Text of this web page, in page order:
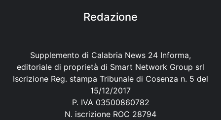
Redazione
Supplemento di Calabria News 24 Informa,
editoriale di proprietà di Smart Network Group srl
Iscrizione Reg. stampa Tribunale di Cosenza n. 5 del
15/12/2017
P. IVA 03500860782
N. iscrizione ROC 28794